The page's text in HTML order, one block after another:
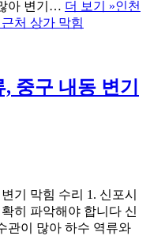
아 변기… 더 보기 »인천
처 상가 막힘
중구 내동 변기
기 막힘 수리 1. 신포시
히 파악해야 합니다 신
관이 많아 하수 역류와